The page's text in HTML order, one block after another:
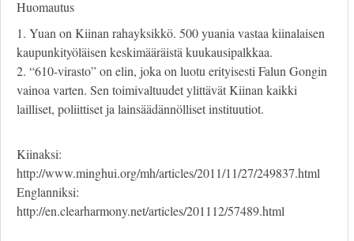
Huomautus
1. Yuan on Kiinan rahayksikkö. 500 yuania vastaa kiinalaisen
kaupunkityöläisen keskimääräistä kuukausipalkkaa.
2. “610-virasto” on elin, joka on luotu erityisesti Falun Gongin
vainoa varten. Sen toimivaltuudet ylittävät Kiinan kaikki
lailliset, poliittiset ja lainsäädännölliset instituutiot.
Kiinaksi:
http://www.minghui.org/mh/articles/2011/11/27/249837.html
Englanniksi:
http://en.clearharmony.net/articles/201112/57489.html